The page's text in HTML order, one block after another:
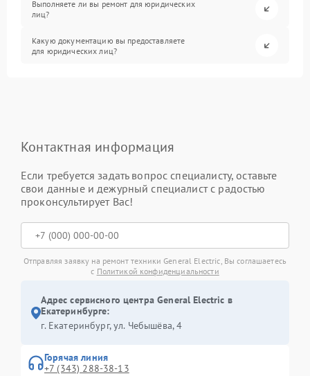
Выполняете ли вы ремонт для юридических
лиц?
Какую документацию вы предоставляете
для юридических лиц?
Контактная информация
Если требуется задать вопрос специалисту, оставьте
свои данные и дежурный специалист с радостью
проконсультирует Вас!
Отправляя заявку на ремонт техники General Electric, Вы соглашаетесь
с Политикой конфиденциальности
Адрес сервисного центра General Electric в
Екатеринбурге:
г. Екатеринбург, ул. Чебышёва, 4
Горячая линия
+7 (343) 288-38-13